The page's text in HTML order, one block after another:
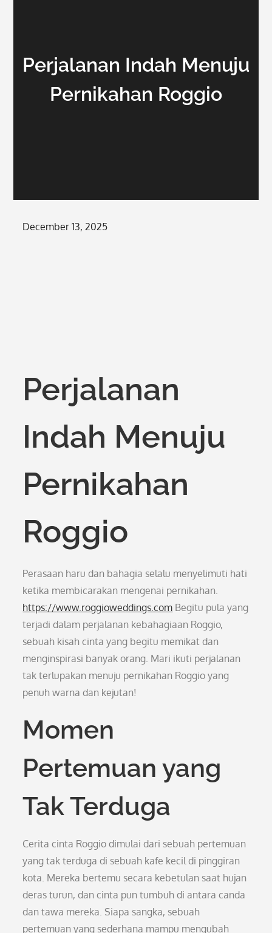
Perjalanan Indah Menuju
Pernikahan Roggio
Posted
December 13, 2025
Perjalanan
Indah Menuju
Pernikahan
Roggio
Perasaan haru dan bahagia selalu menyelimuti hati
ketika membicarakan mengenai pernikahan.
https://www.roggioweddings.com Begitu pula yang
terjadi dalam perjalanan kebahagiaan Roggio,
sebuah kisah cinta yang begitu memikat dan
menginspirasi banyak orang. Mari ikuti perjalanan
tak terlupakan menuju pernikahan Roggio yang
penuh warna dan kejutan!
Momen
Pertemuan yang
Tak Terduga
Cerita cinta Roggio dimulai dari sebuah pertemuan
yang tak terduga di sebuah kafe kecil di pinggiran
kota. Mereka bertemu secara kebetulan saat hujan
deras turun, dan cinta pun tumbuh di antara canda
dan tawa mereka. Siapa sangka, sebuah
pertemuan yang sederhana mampu mengubah